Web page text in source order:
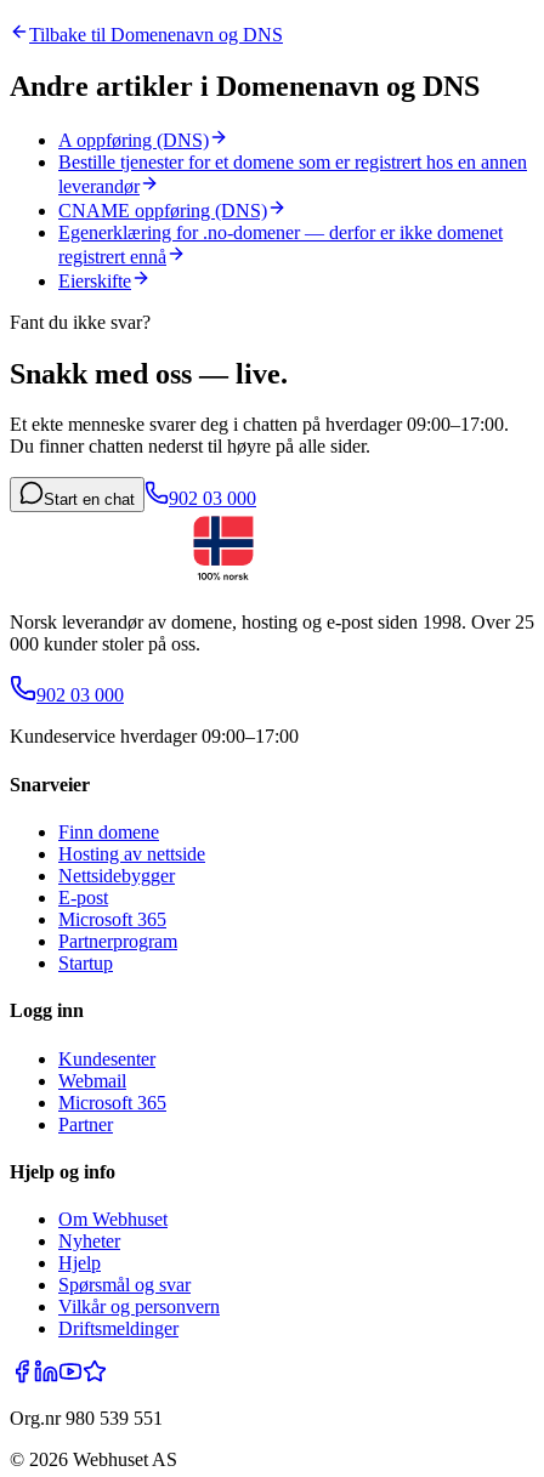
Tilbake til Domenenavn og DNS
Andre artikler i Domenenavn og DNS
A oppføring (DNS)
Bestille tjenester for et domene som er registrert hos en annen
leverandør
CNAME oppføring (DNS)
Egenerklæring for .no-domener — derfor er ikke domenet
registrert ennå
Eierskifte
Fant du ikke svar?
Snakk med oss — live.
Et ekte menneske svarer deg i chatten på hverdager 09:00–17:00.
Du finner chatten nederst til høyre på alle sider.
Start en chat 902 03 000
Norsk leverandør av domene, hosting og e-post siden 1998. Over 25
000 kunder stoler på oss.
902 03 000
Kundeservice hverdager 09:00–17:00
Snarveier
Finn domene
Hosting av nettside
Nettsidebygger
E-post
Microsoft 365
Partnerprogram
Startup
Logg inn
Kundesenter
Webmail
Microsoft 365
Partner
Hjelp og info
Om Webhuset
Nyheter
Hjelp
Spørsmål og svar
Vilkår og personvern
Driftsmeldinger
Org.nr 980 539 551
© 2026 Webhuset AS